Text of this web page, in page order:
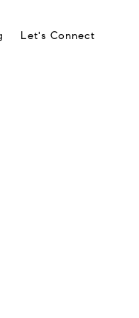
Let's Connect